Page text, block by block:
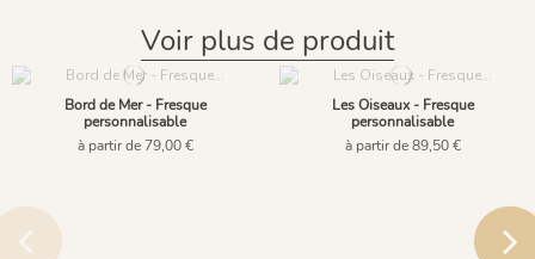
Voir plus de produit
Bord de Mer - Fresque
personnalisable
à partir de 79,00 €
Les Oiseaux - Fresque
personnalisable
à partir de 89,50 €